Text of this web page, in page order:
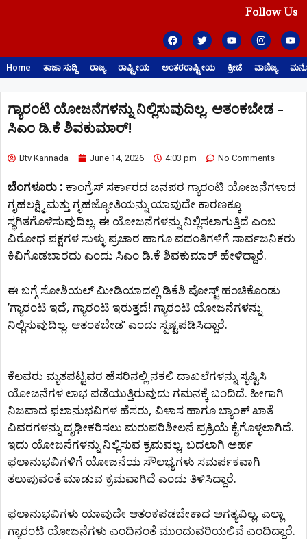
Follow Us
Home ತಾಜಾ ಸುದ್ದಿ ರಾಜ್ಯ ರಾಷ್ಟ್ರೀಯ ಅಂತರರಾಷ್ಟ್ರೀಯ ಕ್ರೀಡೆ ವಾಣಿಜ್ಯ
ಗ್ಯಾರಂಟಿ ಯೋಜನೆಗಳನ್ನು ನಿಲ್ಲಿಸುವುದಿಲ್ಲ, ಆತಂಕಬೇಡ –
ಸಿಎಂ ಡಿ.ಕೆ ಶಿವಕುಮಾರ್!
Btv Kannada June 14, 2026 4:03 pm No Comments
ಬೆಂಗಳೂರು : ಕಾಂಗ್ರೆಸ್ ಸರ್ಕಾರದ ಜನಪರ ಗ್ಯಾರಂಟಿ ಯೋಜನೆಗಳಾದ
ಗೃಹಲಕ್ಷ್ಮಿ ಮತ್ತು ಗೃಹಜ್ಯೋತಿಯನ್ನು ಯಾವುದೇ ಕಾರಣಕ್ಕೂ
ಸ್ಥಗಿತಗೊಳಿಸುವುದಿಲ್ಲ. ಈ ಯೋಜನೆಗಳನ್ನು ನಿಲ್ಲಿಸಲಾಗುತ್ತಿದೆ ಎಂಬ
ವಿರೋಧ ಪಕ್ಷಗಳ ಸುಳ್ಳು ಪ್ರಚಾರ ಹಾಗೂ ವದಂತಿಗಳಿಗೆ ಸಾರ್ವಜನಿಕರು
ಕಿವಿಗೊಡಬಾರದು ಎಂದು ಸಿಎಂ ಡಿ.ಕೆ ಶಿವಕುಮಾರ್ ಹೇಳಿದ್ದಾರೆ.
ಈ ಬಗ್ಗೆ ಸೋಶಿಯಲ್​ ಮೀಡಿಯಾದಲ್ಲಿ ಡಿಕೆಶಿ ಪೋಸ್ಟ್ ಹಂಚಿಕೊಂಡು
ʼಗ್ಯಾರಂಟಿ ಇದೆ, ಗ್ಯಾರಂಟಿ ಇರುತ್ತದೆ! ಗ್ಯಾರಂಟಿ ಯೋಜನೆಗಳನ್ನು
ನಿಲ್ಲಿಸುವುದಿಲ್ಲ, ಆತಂಕಬೇಡʼ ಎಂದು ಸ್ಪಷ್ಟಪಡಿಸಿದ್ದಾರೆ.
ಕೆಲವರು ಮೃತಪಟ್ಟವರ ಹೆಸರಿನಲ್ಲಿ ನಕಲಿ ದಾಖಲೆಗಳನ್ನು ಸೃಷ್ಟಿಸಿ
ಯೋಜನೆಗಳ ಲಾಭ ಪಡೆಯುತ್ತಿರುವುದು ಗಮನಕ್ಕೆ ಬಂದಿದೆ. ಹೀಗಾಗಿ
ನಿಜವಾದ ಫಲಾನುಭವಿಗಳ ಹೆಸರು, ವಿಳಾಸ ಹಾಗೂ ಬ್ಯಾಂಕ್ ಖಾತೆ
ವಿವರಗಳನ್ನು ದೃಢೀಕರಿಸಲು ಮರುಪರಿಶೀಲನೆ ಪ್ರಕ್ರಿಯೆ ಕೈಗೊಳ್ಳಲಾಗಿದೆ.
ಇದು ಯೋಜನೆಗಳನ್ನು ನಿಲ್ಲಿಸುವ ಕ್ರಮವಲ್ಲ, ಬದಲಾಗಿ ಅರ್ಹ
ಫಲಾನುಭವಿಗಳಿಗೆ ಯೋಜನೆಯ ಸೌಲಭ್ಯಗಳು ಸಮರ್ಪಕವಾಗಿ
ತಲುಪುವಂತೆ ಮಾಡುವ ಕ್ರಮವಾಗಿದೆ ಎಂದು ತಿಳಿಸಿದ್ದಾರೆ.
ಫಲಾನುಭವಿಗಳು ಯಾವುದೇ ಆತಂಕಪಡಬೇಕಾದ ಅಗತ್ಯವಿಲ್ಲ, ಎಲ್ಲಾ
ಗ್ಯಾರಂಟಿ ಯೋಜನೆಗಳು ಎಂದಿನಂತೆ ಮುಂದುವರಿಯಲಿವೆ ಎಂದಿದ್ದಾರೆ.